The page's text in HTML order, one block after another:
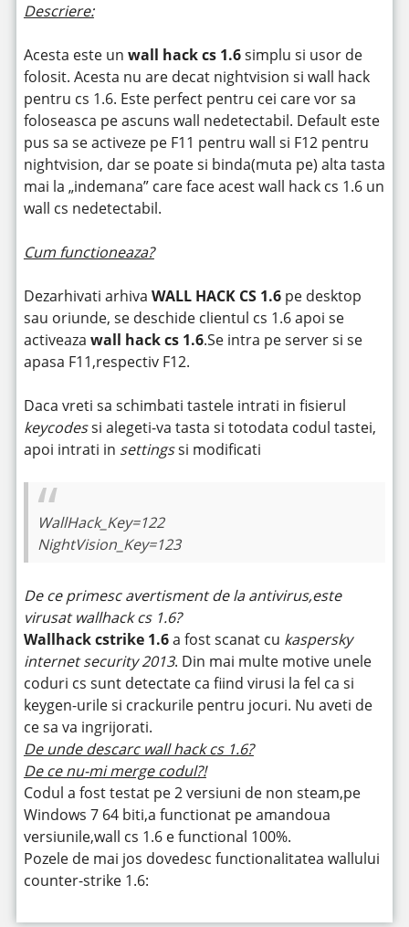
Descriere:
Acesta este un wall hack cs 1.6simplu si usor de
folosit. Acesta nu are decat nightvision si wall hack
pentru cs 1.6. Este perfect pentru cei care vor sa
foloseasca pe ascuns wall nedetectabil. Default este
pus sa se activeze pe F11 pentru wall si F12 pentru
nightvision, dar se poate si binda(muta pe) alta tasta
mai la „indemana” care face acest wall hack cs 1.6 un
wall cs nedetectabil.
Cum functioneaza?
Dezarhivati arhiva WALL HACK CS 1.6pe desktop
sau oriunde, se deschide clientul cs 1.6 apoi se
activeaza wall hack cs 1.6.Se intra pe server si se
apasa F11,respectiv F12.
Daca vreti sa schimbati tastele intrati in fisierul
keycodessi alegeti-va tasta si totodata codul tastei,
apoi intrati in settingssi modificati
WallHack_Key=122
NightVision_Key=123
De ce primesc avertisment de la antivirus,este
virusat wallhack cs 1.6?
Wallhack cstrike 1.6a fost scanat cu kaspersky
internet security 2013. Din mai multe motive unele
coduri cs sunt detectate ca fiind virusi la fel ca si
keygen-urile si crackurile pentru jocuri. Nu aveti de
ce sa va ingrijorati.
De unde descarc wall hack cs 1.6?
De ce nu-mi merge codul?!
Codul a fost testat pe 2 versiuni de non steam,pe
Windows 7 64 biti,a functionat pe amandoua
versiunile,wall cs 1.6 e functional 100%.
Pozele de mai jos dovedesc functionalitatea wallului
counter-strike 1.6: